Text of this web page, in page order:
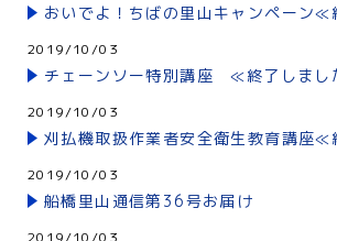
おいでよ！ちばの里山キャンペーン
2019/10/03
チェーンソー特別講座 ≪終了しま
2019/10/03
刈払機取扱作業者安全衛生教育講座
2019/10/03
船橋里山通信第36号お届け
2019/10/03